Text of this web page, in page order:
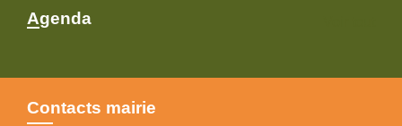
Agenda
Contacts mairie